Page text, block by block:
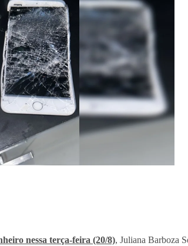
nessa terça-feira (20/8), Juliana Barboza